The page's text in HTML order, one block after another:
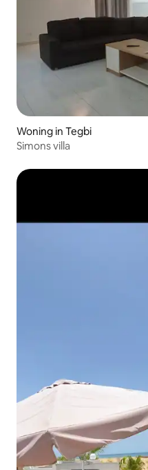
Woning in Tegbi
Simons villa